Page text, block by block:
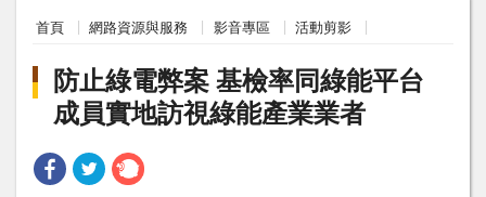
首頁 網路資源與服務 影音專區 活動剪影
防止綠電弊案 基檢率同綠能平台
成員實地訪視綠能產業業者